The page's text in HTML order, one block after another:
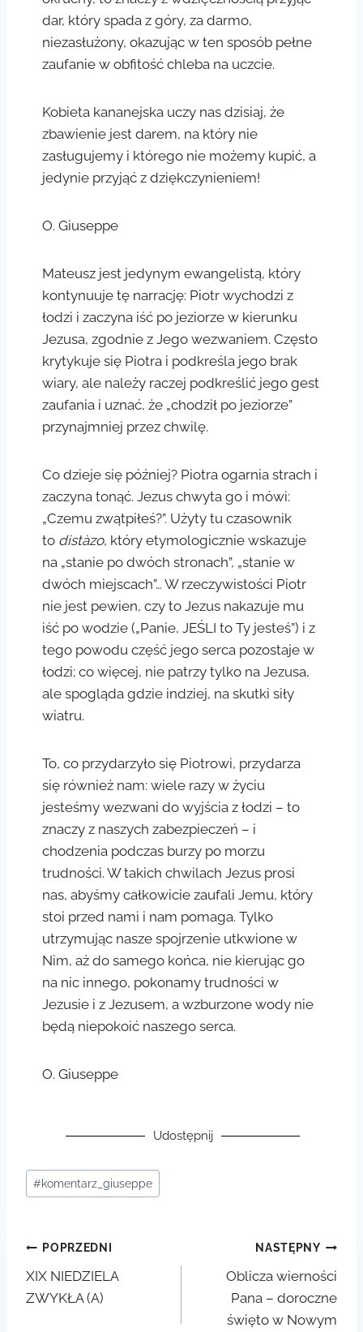
dar, który spada z góry, za darmo,
niezasłużony, okazując w ten sposób pełne
zaufanie w obfitość chleba na uczcie.
Kobieta kananejska uczy nas dzisiaj, że
zbawienie jest darem, na który nie
zasługujemy i którego nie możemy kupić, a
jedynie przyjąć z dziękczynieniem!
O. Giuseppe
Mateusz jest jedynym ewangelistą, który
kontynuuje tę narrację: Piotr wychodzi z
łodzi i zaczyna iść po jeziorze w kierunku
Jezusa, zgodnie z Jego wezwaniem. Często
krytykuje się Piotra i podkreśla jego brak
wiary, ale należy raczej podkreślić jego gest
zaufania i uznać, że „chodził po jeziorze”
przynajmniej przez chwilę.
Co dzieje się później? Piotra ogarnia strach i
zaczyna tonąć. Jezus chwyta go i mówi:
„Czemu zwątpiłeś?”. Użyty tu czasownik
to distàzo, który etymologicznie wskazuje
na „stanie po dwóch stronach”, „stanie w
dwóch miejscach”… W rzeczywistości Piotr
nie jest pewien, czy to Jezus nakazuje mu
iść po wodzie („Panie, JEŚLI to Ty jesteś”) i z
tego powodu część jego serca pozostaje w
łodzi; co więcej, nie patrzy tylko na Jezusa,
ale spogląda gdzie indziej, na skutki siły
wiatru.
To, co przydarzyło się Piotrowi, przydarza
się również nam: wiele razy w życiu
jesteśmy wezwani do wyjścia z łodzi – to
znaczy z naszych zabezpieczeń – i
chodzenia podczas burzy po morzu
trudności. W takich chwilach Jezus prosi
nas, abyśmy całkowicie zaufali Jemu, który
stoi przed nami i nam pomaga. Tylko
utrzymując nasze spojrzenie utkwione w
Nim, aż do samego końca, nie kierując go
na nic innego, pokonamy trudności w
Jezusie i z Jezusem, a wzburzone wody nie
będą niepokoić naszego serca.
O. Giuseppe
Udostępnij
#komentarz_giuseppe
POPRZEDNI
XIX NIEDZIELA
ZWYKŁA (A)
NASTĘPNY
Oblicza wierności
Pana – doroczne
święto w Nowym